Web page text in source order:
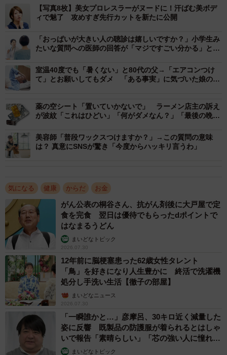
薬局のジェネリック薬品（後発品）についてのやりとりを
動画にした以下の投稿。
て、変更してもいいですかね？」
「（患者さん）なんで薬局って、ジェネリックいつも聞い
てくるんですかぁ？」
「（患者さん）薬局が儲かるからですか？」
毎度聞かれる「ジェネリック」のフレーズに、ちょっとイ
ラッとしているかのような女性の返答が入ります。でもこ
うした疑問を心の中で思っている人も多いのではないでし
ょうか？！
【写真8枚】美女プロレスラーがヌードに！汗ばむ美ボデ
ィで魅了 攻めすぎ先行カットを新たに公開
「おっぱいが大きい人の聴診は嬉しいですか？」小学生み
たいな質問への医師の回答が「マジですごい分かる」と反
室温40度でも「暑くない」と80代の父→「エアコンつけ
て」とお願いしてもダメ 「ある事実」に気づいた娘の熱
薬の空シート「置いていかないで」 ラーメン店主の訴え
が波紋「これはひどい」「何がダメなん？」「最後の晩餐
美容師「普段ワックスつけますか？」→この質問の意味
は？ 真意にSNSが驚き「今度からハッキリ言うわ」
気になる 健康 からだ お金
がん公表の桐谷さん、抗がん剤後に大戸屋で定
食を完食 翌日は優待でもらったdポイントで
はなまるうどん
まいどなトピック
2026.07.30
12年前に脳梗塞患った62歳女性タレント
「鳥」を好きになり人生豊かに 終活で洗濯機
処分し手洗い生活【徹子の部屋】
まいどなニュース
2026.07.30
「一瞬誰かと…」彦摩呂、30キロ近く減量した
姿に反響 既製品の防護服が着られるとはしゃ
いで報告「素晴らしい」「芯の強い人に憧れま
す」まいどなトピック